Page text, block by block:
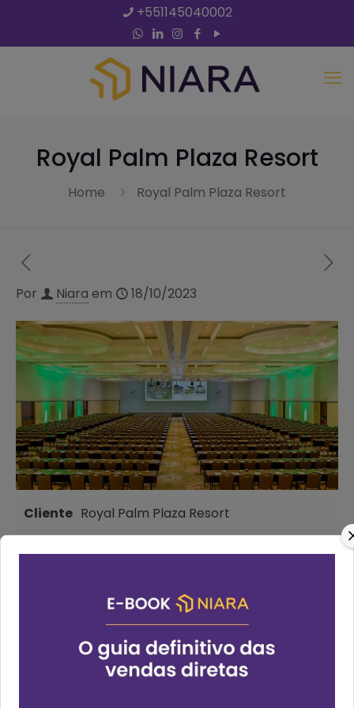
+551145040002
Royal Palm Plaza Resort
Home Royal Palm Plaza Resort
Por Niara em 18/10/2023
Cliente Royal Palm Plaza Resort
Sobre o Royal Palm Plaza Resort
O Royal Palm Plaza Resort, localizado em